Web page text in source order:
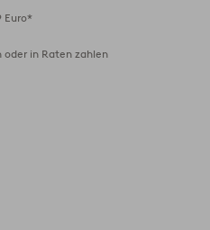
Euro*
in Raten zahlen